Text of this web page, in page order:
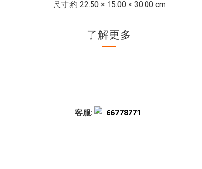
尺寸:約 22.50 × 15.00 × 30.00 cm
了解更多
客服: 66778771